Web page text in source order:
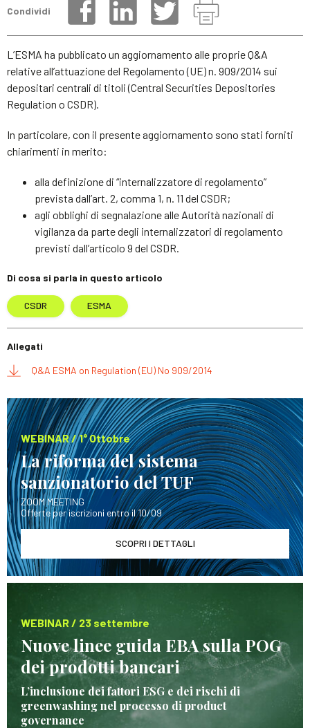
Condividi
L’ESMA ha pubblicato un aggiornamento alle proprie Q&A
relative all’attuazione del Regolamento (UE) n. 909/2014 sui
depositari centrali di titoli (Central Securities Depositories
Regulation o CSDR).
In particolare, con il presente aggiornamento sono stati forniti
chiarimenti in merito:
alla definizione di “internalizzatore di regolamento”
prevista dall’art. 2, comma 1, n. 11 del CSDR;
agli obblighi di segnalazione alle Autorità nazionali di
vigilanza da parte degli internalizzatori di regolamento
previsti dall’articolo 9 del CSDR.
Di cosa si parla in questo articolo
CSDR ESMA
Allegati
Q&A ESMA on Regulation (EU) No 909/2014
WEBINAR / 1° Ottobre
La riforma del sistema
sanzionatorio del TUF
ZOOM MEETING
Offerte per iscrizioni entro il 10/09
SCOPRI I DETTAGLI
WEBINAR / 23 settembre
Nuove linee guida EBA sulla POG
dei prodotti bancari
L’inclusione dei fattori ESG e dei rischi di
greenwashing nel processo di product
governance